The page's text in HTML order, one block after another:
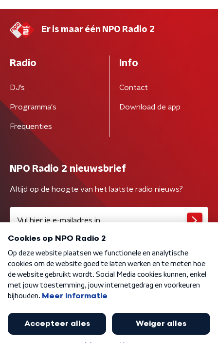
Er is maar één NPO Radio 2
Radio
DJ’s
Programma's
Frequenties
Info
Contact
Download de app
NPO Radio 2 nieuwsbrief
Altijd op de hoogte van het laatste radio nieuws?
Algemene voorwaarden